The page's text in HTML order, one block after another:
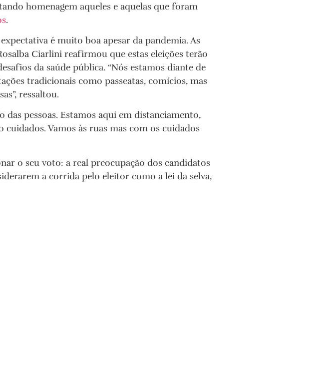
homenagem aqueles e aquelas que foram
.
é muito boa apesar da pandemia. As
Ciarlini reafirmou que estas eleições terão
da saúde pública. “Nós estamos diante de
tradicionais como passeatas, comícios, mas
ressaltou.
pessoas. Estamos aqui em distanciamento,
Vamos às ruas mas com os cuidados
o seu voto: a real preocupação dos candidatos
a corrida pelo eleitor como a lei da selva,